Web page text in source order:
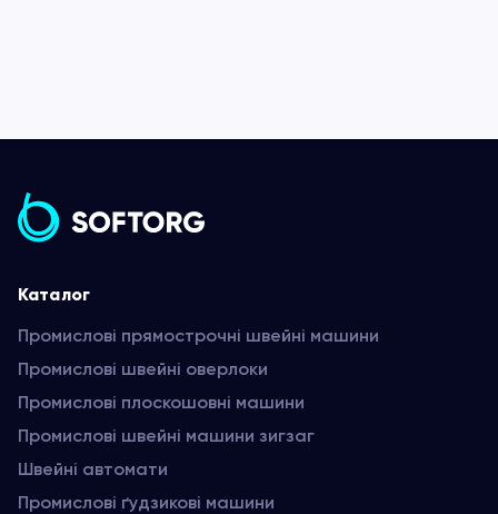
Каталог
Промислові прямострочні швейні машини
Промислові швейні оверлоки
Промислові плоскошовні машини
Промислові швейні машини зигзаг
Швейні автомати
Промислові ґудзикові машини